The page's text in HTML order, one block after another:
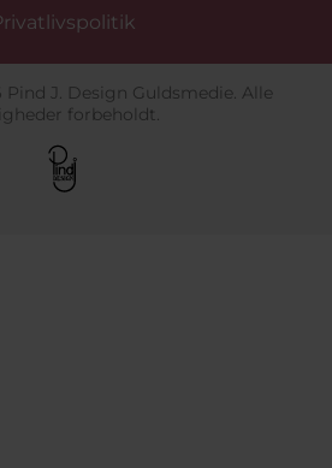
J. Design Guldsmedie. Alle
forbeholdt.